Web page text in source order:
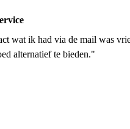
wat ik had via de mail was
alternatief te bieden."